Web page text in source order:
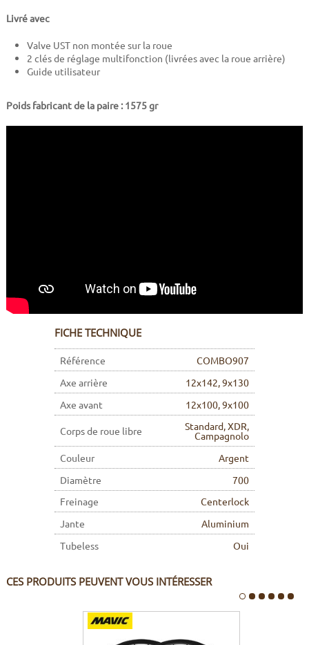
Livré avec
Valve UST non montée sur la roue
2 clés de réglage multifonction (livrées avec la roue arrière)
Guide utilisateur
Poids fabricant de la paire : 1575gr
FICHE TECHNIQUE
Référence
COMBO907
Axe arrière
12x142, 9x130
Axe avant
12x100, 9x100
Corps de roue libre Standard, XDR,
Campagnolo
Couleur
Argent
Diamètre
700
Freinage
Centerlock
Jante
Aluminium
Tubeless
Oui
CES PRODUITS PEUVENT VOUS INTÉRESSER